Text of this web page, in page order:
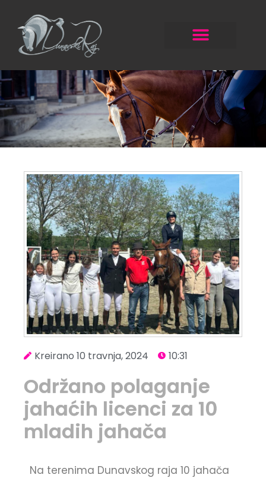
Kreirano 10 travnja, 2024 10:31
Održano polaganje
jahaćih licenci za 10
mladih jahača
Na terenima Dunavskog raja 10 jahača